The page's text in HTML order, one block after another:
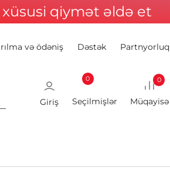
qiymət əldə et
və ödəniş Dəstək Partnyorluq
Giriş
0 0